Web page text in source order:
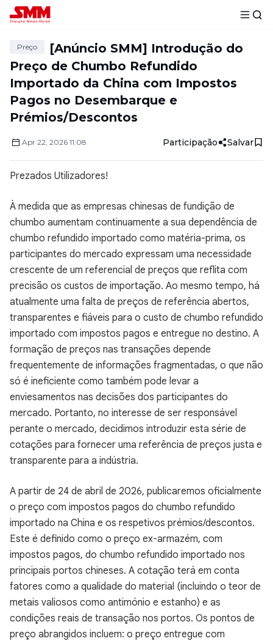
Preço
[Anúncio SMM] Introdução do
Preço de Chumbo Refundido
Importado da China com Impostos
Pagos no Desembarque e
Prémios/Descontos
Apr 22, 2026 11:08 Participação Salvar
Prezados Utilizadores!
À medida que as empresas chinesas de fundição de
chumbo aumentam continuamente a sua dependência de
chumbo refundido importado como matéria-prima, os
participantes do mercado expressam uma necessidade
crescente de um referencial de preços que reflita com
precisão os custos de importação. Ao mesmo tempo, há
atualmente uma falta de preços de referência abertos,
transparentes e fiáveis para o custo de chumbo refundido
importado com impostos pagos e entregue no destino. A
formação de preços nas transações depende
frequentemente de informações fragmentadas, o que não
só é ineficiente como também pode levar a
enviesamentos nas decisões dos participantes do
mercado. Portanto, no interesse de ser responsável
perante o mercado, decidimos introduzir esta série de
cotações para fornecer uma referência de preços justa e
transparente para a indústria.
A partir de 24 de abril de 2026, publicaremos oficialmente
o preço com impostos pagos do chumbo refundido
importado na China e os respetivos prémios/descontos.
Este é definido como o preço ex-armazém, com
impostos pagos, do chumbo refundido importado nos
principais portos chineses. A cotação terá em conta
fatores como a qualidade do material (incluindo o teor de
metais valiosos como antimónio e estanho) e as
condições reais de transação nos portos. Os pontos de
preço abrangidos incluem: o preço entregue com